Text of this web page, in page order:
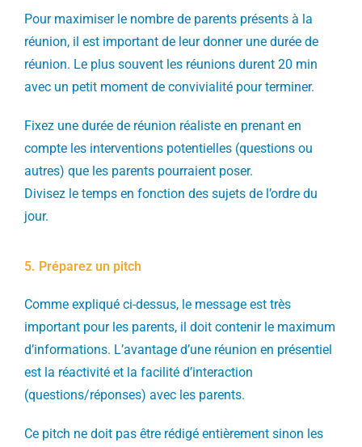
Pour maximiser le nombre de parents présents à la
réunion, il est important de leur donner une durée de
réunion. Le plus souvent les réunions durent 20 min
avec un petit moment de convivialité pour terminer.
Fixez une durée de réunion réaliste en prenant en
compte les interventions potentielles (questions ou
autres) que les parents pourraient poser.
Divisez le temps en fonction des sujets de l’ordre du
jour.
5. Préparez un pitch
Comme expliqué ci-dessus, le message est très
important pour les parents, il doit contenir le maximum
d’informations. L’avantage d’une réunion en présentiel
est la réactivité et la facilité d’interaction
(questions/réponses) avec les parents.
Ce pitch ne doit pas être rédigé entièrement sinon les